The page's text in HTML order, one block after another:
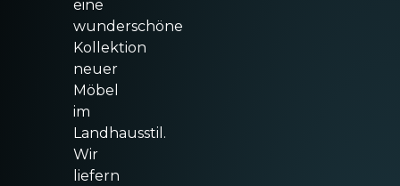
eine
wunderschöne
Kollektion
neuer
Möbel
im
Landhausstil.
Wir
liefern